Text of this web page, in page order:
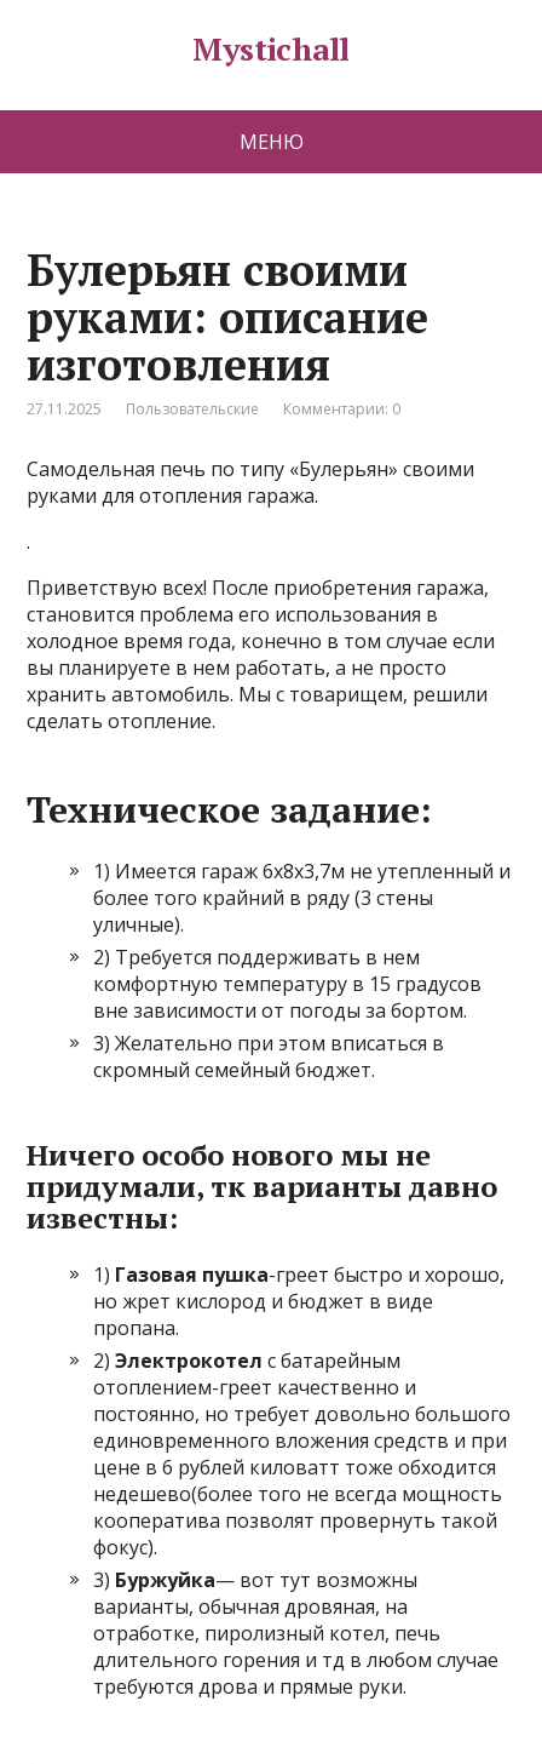
Mystichall
МЕНЮ
Булерьян своими
руками: описание
изготовления
27.11.2025 Пользовательские Комментарии: 0
Самодельная печь по типу «Булерьян» своими
руками для отопления гаража.
.
Приветствую всех! После приобретения гаража,
становится проблема его использования в
холодное время года, конечно в том случае если
вы планируете в нем работать, а не просто
хранить автомобиль. Мы с товарищем, решили
сделать отопление.
Техническое задание:
1) Имеется гараж 6х8х3,7м не утепленный и
более того крайний в ряду (3 стены
уличные).
2) Требуется поддерживать в нем
комфортную температуру в 15 градусов
вне зависимости от погоды за бортом.
3) Желательно при этом вписаться в
скромный семейный бюджет.
Ничего особо нового мы не
придумали, тк варианты давно
известны:
1) Газовая пушка-греет быстро и хорошо,
но жрет кислород и бюджет в виде
пропана.
2)Электрокотел с батарейным
отоплением-греет качественно и
постоянно, но требует довольно большого
единовременного вложения средств и при
цене в 6 рублей киловатт тоже обходится
недешево(более того не всегда мощность
кооператива позволят провернуть такой
фокус).
3) Буржуйка— вот тут возможны
варианты, обычная дровяная, на
отработке, пиролизный котел, печь
длительного горения и тд в любом случае
требуются дрова и прямые руки.